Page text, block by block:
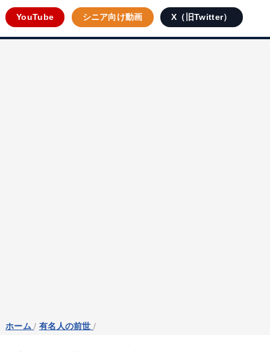
YouTube シニア向け動画 X（旧Twitter）
ホーム / 有名人の前世 /